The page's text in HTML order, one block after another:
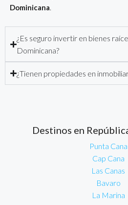
Dominicana.
¿Es seguro invertir en bienes
Dominicana?
¿Tienen propiedades en
Destinos en
Punta Cana
Cap Cana
Las Canas
Bavaro
La Marina